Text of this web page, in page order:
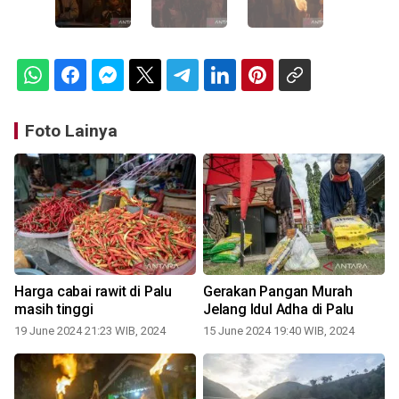
Foto Lainya
Harga cabai rawit di Palu
masih tinggi
19 June 2024 21:23 WIB, 2024
Gerakan Pangan Murah
Jelang Idul Adha di Palu
15 June 2024 19:40 WIB, 2024